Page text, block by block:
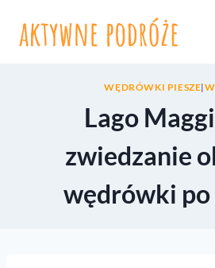
WĘDRÓWKI PIESZE|
Lago
zwiedzanie
wędrówki po